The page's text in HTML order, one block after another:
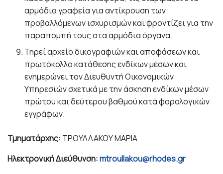
αρμόδια γραφεία για αντίκρουση των
προβαλλόμενων ισχυρισμών και φροντίζει για την
παραπομπή τους στα αρμόδια όργανα.
Τηρεί αρχείο δικογραφιών και αποφάσεων και
πρωτόκολλο κατάθεσης ενδίκων μέσων και
ενημερώνει τον Διευθυντή Οικονομικών
Υπηρεσιών σχετικά με την άσκηση ενδίκων μέσων
πρώτου και δεύτερου βαθμού κατά φορολογικών
εγγράφων.
Τμηματάρχης: ΤΡΟΥΛΛΑΚΟΥ ΜΑΡΙΑ
Ηλεκτρονική Διεύθυνση:mtroullakou@rhodes.gr